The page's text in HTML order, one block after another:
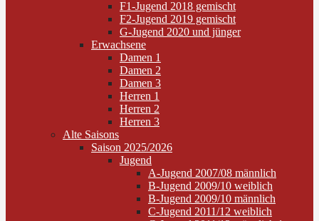
F1-Jugend 2018 gemischt
F2-Jugend 2019 gemischt
G-Jugend 2020 und jünger
Erwachsene
Damen 1
Damen 2
Damen 3
Herren 1
Herren 2
Herren 3
Alte Saisons
Saison 2025/2026
Jugend
A-Jugend 2007/08 männlich
B-Jugend 2009/10 weiblich
B-Jugend 2009/10 männlich
C-Jugend 2011/12 weiblich